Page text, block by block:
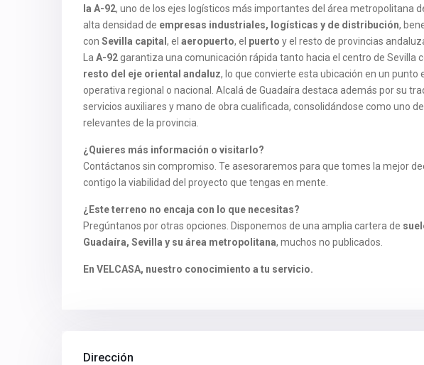
la A-92, uno de los ejes logísticos más importantes del área metropolitana
alta densidad de empresas industriales, logísticas y de distribución,
con Sevilla capital , el aeropuerto, el puerto y el resto de provincias
La A-92garantiza una comunicación rápida tanto hacia el centro de Sevilla
resto del eje oriental andaluz, lo que convierte esta ubicación en un
operativa regional o nacional. Alcalá de Guadaíra destaca además por su
servicios auxiliares y mano de obra cualificada, consolidándose como uno
relevantes de la provincia.
¿Quieres más información o visitarlo?
Contáctanos sin compromiso. Te asesoraremos para que tomes la mejor
contigo la viabilidad del proyecto que tengas en mente.
¿Este terreno no encaja con lo que necesitas?
Pregúntanos por otras opciones. Disponemos de una amplia cartera de
Guadaíra, Sevilla y su área metropolitana, muchos no publicados.
En VELCASA, nuestro conocimiento a tu servicio.
Dirección